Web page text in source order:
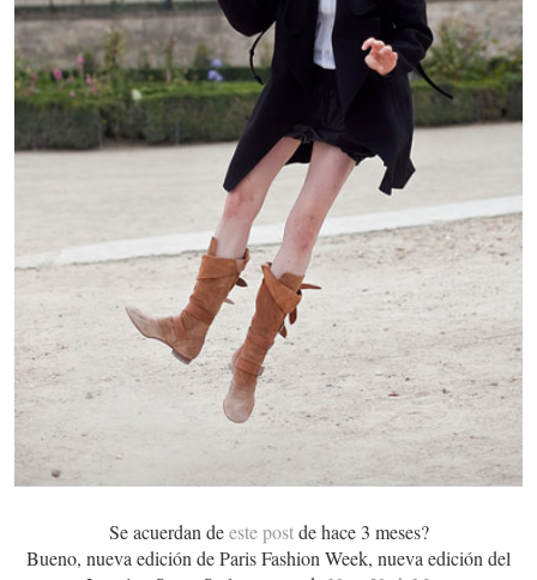
Se acuerdan deeste postde hace 3 meses?
Bueno, nueva edición de Paris Fashion Week, nueva edición del